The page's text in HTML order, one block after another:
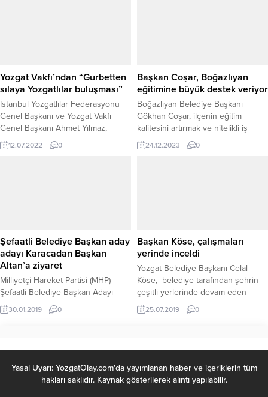
usulde vergilendirilen gelir vergisi
mükelleflerinin 2024 yılına ilişkin...
yeterli bulunmazken,
ikramiyelerde...
Yozgat Vakfı’ndan “Gurbetten
sılaya Yozgatlılar buluşması”
İstanbul Yozgatlılar Federasyonu
Genel Başkanı ve Yozgat Vakfı
Genel Başkanı Ahmet Yılmaz,
tarafından düzenlenen “Gurbetten
sılaya Yozgatlılar buluşması”
12.07.2022 0
Başkan Coşar, Boğazlıyan
eğitimine büyük destek veriyor
Boğazlıyan Belediye Başkanı
Gökhan Coşar, ilçenin eğitim
kalitesini artırmak ve nitelikli iş
gücü yetiştirmek adına önemli bir
adım attı. N
24.12.2023 0
Şefaatli Belediye Başkan aday
adayı Karacadan Başkan
Altan’a ziyaret
Milliyetçi Hareket Partisi (MHP)
Şefaatli Belediye Başkan Adayı
Ahmet Demirel’in geçtiğimiz
günlerde geçirdiği kalp krizi
müracaatta bulunan Avukat Müjdat
Karaca ve İlçe Teşkilatı, İl Başkanı
Ferhat Altan’ı parti binasında
30.01.2019 0
Başkan Köse, çalışmaları
yerinde inceldi
Yozgat Belediye Başkanı Celal
Köse, belediye tarafından şehrin
çeşitli yerlerinde devam eden
çalışmaları yerinde inceleyerek bilgi
aldı.
25.07.2019 0
Yasal Uyarı: YozgatOlay.com'da yayımlanan haber ve içeriklerin tüm
hakları saklıdır. Kaynak gösterilerek alıntı yapılabilir.